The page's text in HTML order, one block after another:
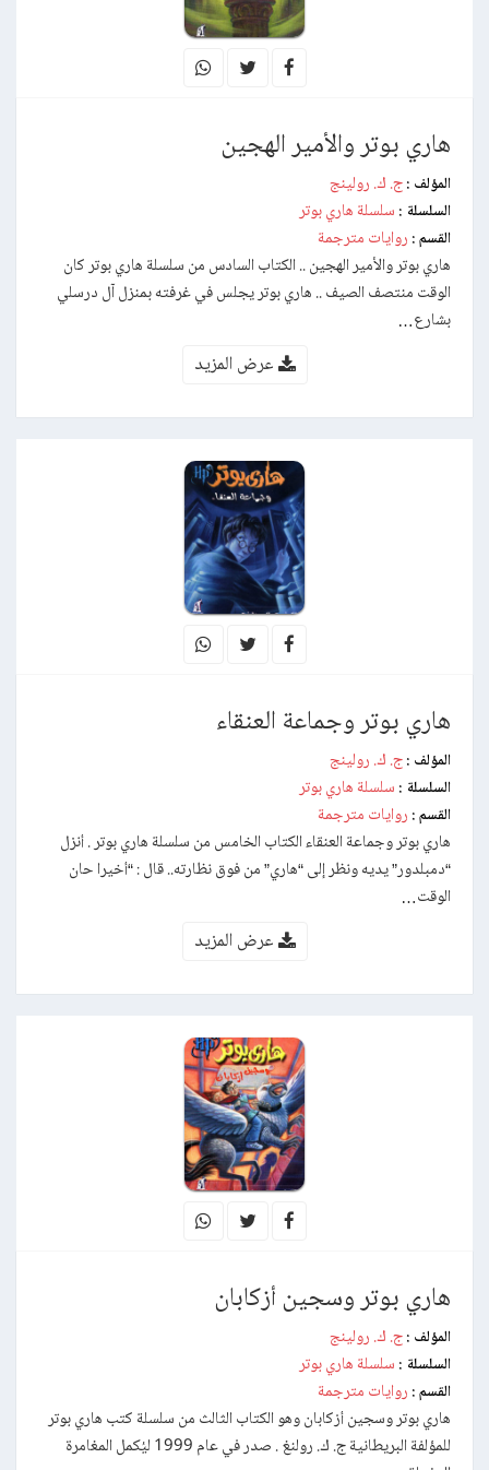
هاري بوتر والأمير الهجين
المؤلف : ج. ك. رولينج
السلسلة : سلسلة هاري بوتر
القسم : روايات مترجمة
هاري بوتر والأمير الهجين .. الكتاب السادس من سلسلة هاري بوتر كان
الوقت منتصف الصيف .. هاري بوتر يجلس في غرفته بمنزل آل درسلي
بشارع…
عرض المزيد
هاري بوتر وجماعة العنقاء
المؤلف : ج. ك. رولينج
السلسلة : سلسلة هاري بوتر
القسم : روايات مترجمة
هاري بوتر وجماعة العنقاء الكتاب الخامس من سلسلة هاري بوتر . أنزل
“دمبلدور” يديه ونظر إلى “هاري” من فوق نظارته.. قال : “أخيرا حان
الوقت…
عرض المزيد
هاري بوتر وسجين أزكابان
المؤلف : ج. ك. رولينج
السلسلة : سلسلة هاري بوتر
القسم : روايات مترجمة
هاري بوتر وسجين أزكابان وهو الكتاب الثالث من سلسلة كتب هاري بوتر
للمؤلفة البريطانية ج. ك. رولنغ . صدر في عام 1999 ليُكمل المغامرة